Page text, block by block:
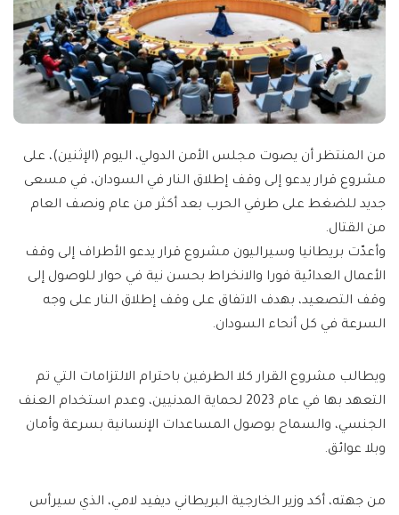
من المنتظر أن يصوت مجلس الأمن الدولي، اليوم (الإثنين)، على
مشروع قرار يدعو إلى وقف إطلاق النار في السودان، في مسعى
جديد للضغط على طرفي الحرب بعد أكثر من عام ونصف العام
من القتال.
وأعدّت بريطانيا وسيراليون مشروع قرار يدعو الأطراف إلى وقف
الأعمال العدائية فورا والانخراط بحسن نية في حوار للوصول إلى
وقف التصعيد، بهدف الاتفاق على وقف إطلاق النار على وجه
السرعة في كل أنحاء السودان.
ويطالب مشروع القرار كلا الطرفين باحترام الالتزامات التي تم
التعهد بها في عام 2023 لحماية المدنيين، وعدم استخدام العنف
الجنسي، والسماح بوصول المساعدات الإنسانية بسرعة وأمان
وبلا عوائق.
من جهته، أكد وزير الخارجية البريطاني ديفيد لامي، الذي سيرأس